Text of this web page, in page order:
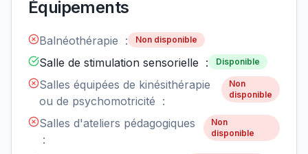
Équipements
Balnéothérapie : Non disponible
Salle de stimulation sensorielle : Disponible
Salles équipées de kinésithérapie
ou de psychomotricité :
Non
disponible
Salles d'ateliers pédagogiques
:
Non
disponible